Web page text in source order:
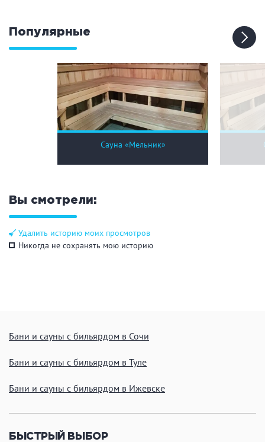
Мангал/ барбекю
Со своей едой
Заказ по меню
Ресторан/ бар
Детская комната
Популярные
Сауна «Мельник»
Вы смотрели:
Удалить историю моих просмотров
Никогда не сохранять мою историю
Бани и сауны с бильярдом в Сочи
Бани и сауны с бильярдом в Туле
Бани и сауны с бильярдом в Ижевске
БЫСТРЫЙ ВЫБОР